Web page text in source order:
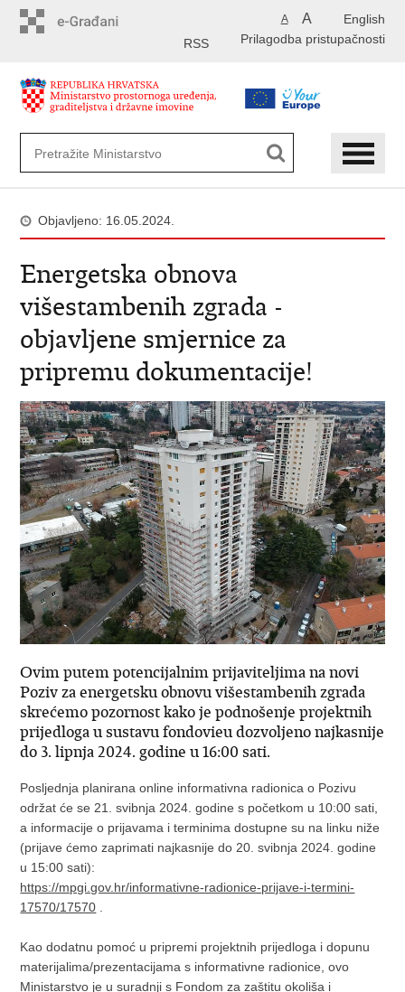
English
A A
Prilagodba pristupačnosti
RSS
Objavljeno: 16.05.2024.
Energetska obnova
višestambenih zgrada -
objavljene smjernice za
pripremu dokumentacije!
Ovim putem potencijalnim prijaviteljima na novi
Poziv za energetsku obnovu višestambenih zgrada
skrećemo pozornost kako je podnošenje projektnih
prijedloga u sustavu fondovieu dozvoljeno najkasnije
do 3. lipnja 2024. godine u 16:00 sati.
Posljednja planirana online informativna radionica o Pozivu
održat će se 21. svibnja 2024. godine s početkom u 10:00 sati,
a informacije o prijavama i terminima dostupne su na linku niže
(prijave ćemo zaprimati najkasnije do 20. svibnja 2024. godine
u 15:00 sati):
https://mpgi.gov.hr/informativne-radionice-prijave-i-termini-
17570/17570
Kao dodatnu pomoć u pripremi projektnih prijedloga i dopunu
materijalima/prezentacijama s informativne radionice, ovo
Ministarstvo je u suradnji s Fondom za zaštitu okoliša i